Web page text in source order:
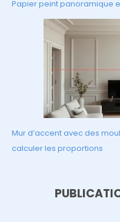
Papier peint panoramique
Mur d’accent avec des
calculer les proportions